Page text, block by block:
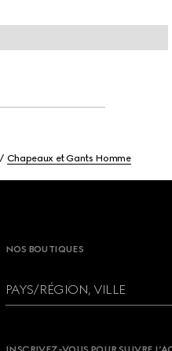
Chapeaux et Gants Homme
NOS BOUTIQUES
PAYS/RÉGION, VILLE